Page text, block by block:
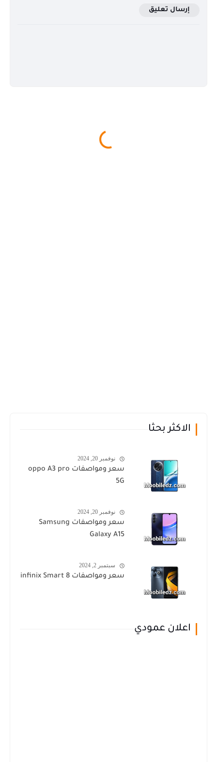
إرسال تعليق
الاكثر بحثا
نوفمبر 20, 2024
سعر ومواصفات oppo A3 pro
5G
نوفمبر 20, 2024
سعر ومواصفات Samsung
Galaxy A15
سبتمبر 2, 2024
سعر ومواصفات infinix Smart 8
اعلان عمودي